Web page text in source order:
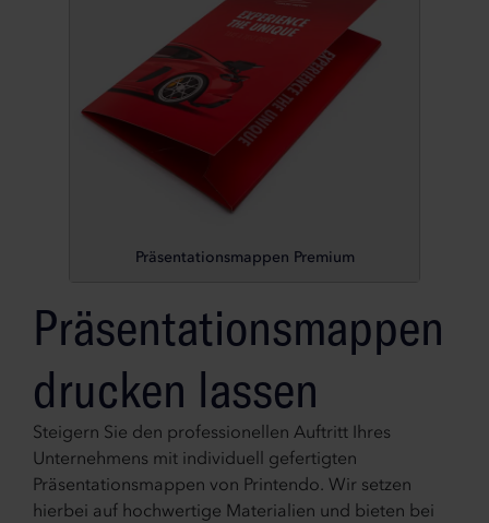
Präsentationsmappen Premium
Präsentationsmappen
drucken lassen
Steigern Sie den professionellen Auftritt Ihres
Unternehmens mit individuell gefertigten
Präsentationsmappen von Printendo. Wir setzen
hierbei auf hochwertige Materialien und bieten bei